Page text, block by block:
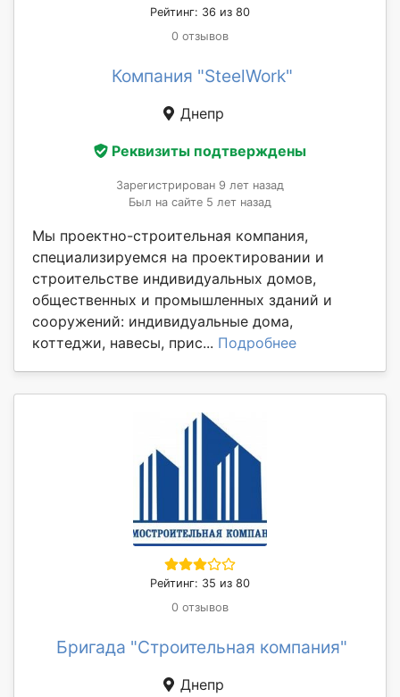
Рейтинг: 36 из 80
0 отзывов
Компания "SteelWork"
Днепр
Реквизиты подтверждены
Зарегистрирован 9 лет назад
Был на сайте 5 лет назад
Мы проектно-строительная компания,
специализируемся на проектировании и
строительстве индивидуальных домов,
общественных и промышленных зданий и
сооружений: индивидуальные дома,
коттеджи, навесы, прис... Подробнее
Рейтинг: 35 из 80
0 отзывов
Бригада "Строительная компания"
Днепр